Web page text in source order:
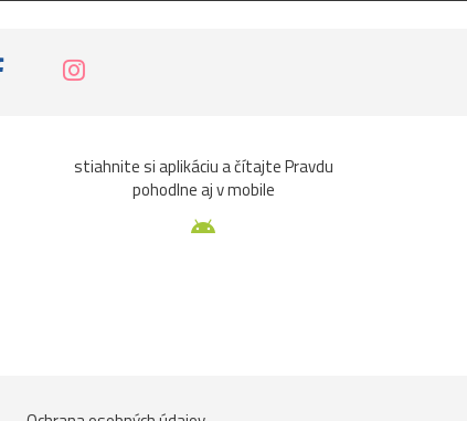
stiahnite si aplikáciu a čítajte Pravdu
pohodlne aj v mobile